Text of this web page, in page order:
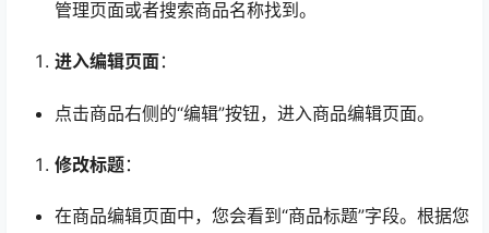
管理页面或者搜索商品名称找到。
进入编辑页面：
点击商品右侧的“编辑”按钮，进入商品编辑页面。
修改标题：
在商品编辑页面中，您会看到“商品标题”字段。根据您